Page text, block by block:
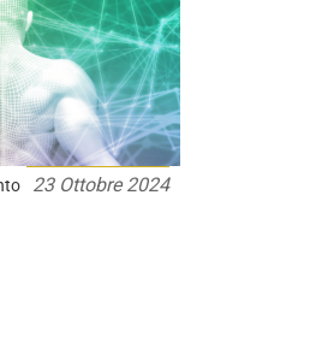
23 Ottobre 2024